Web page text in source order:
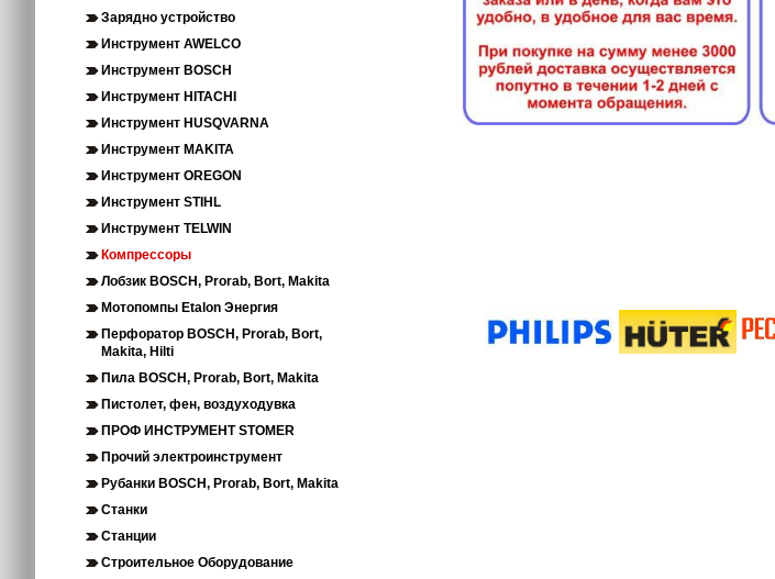
Зарядно устройство
Инструмент AWELCO
Инструмент BOSCH
Инструмент HITACHI
Инструмент HUSQVARNA
Инструмент MAKITA
Инструмент OREGON
Инструмент STIHL
Инструмент TELWIN
Компрессоры
Лобзик BOSCH, Prorab, Bort, Makita
Мотопомпы Etalon Энергия
Перфоратор BOSCH, Prorab, Bort,
Makita, Hilti
Пила BOSCH, Prorab, Bort, Makita
Пистолет, фен, воздуходувка
ПРОФ ИНСТРУМЕНТ STOMER
Прочий электроинструмент
Рубанки BOSCH, Prorab, Bort, Makita
Станки
Станции
Строительное Оборудование